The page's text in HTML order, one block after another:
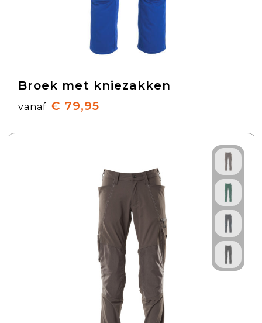
Broek met kniezakken
vanaf € 79,95